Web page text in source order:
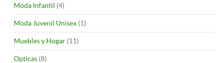
Moda Infantil (4)
Moda Juvenil Unisex (1)
Muebles y Hogar (11)
Opticas (8)